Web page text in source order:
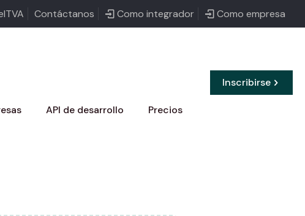
Contáctanos Como integrador Como empresa
API de desarrollo Precios
Inscribirse